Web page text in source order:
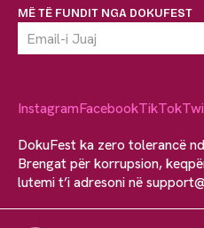
MË TË FUNDIT NGA DOKUFEST
InstagramFacebookTikTok
DokuFest ka zero tolerancë
Brengat për korrupsion,
lutemi t’i adresoni në